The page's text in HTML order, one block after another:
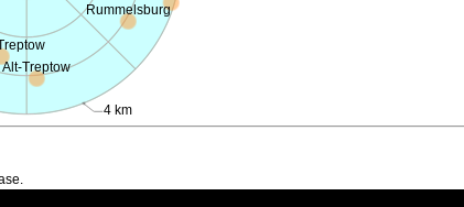
4 km
Rummelsburg
Alt-Treptow